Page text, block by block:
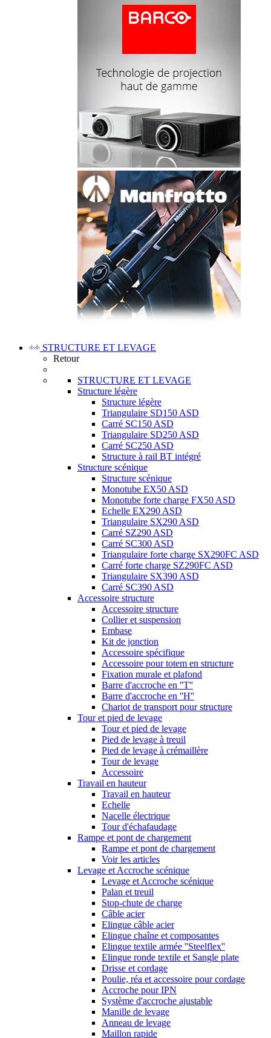
STRUCTURE ET LEVAGE
Retour
STRUCTURE ET LEVAGE
Structure légère
Structure légère
Triangulaire SD150 ASD
Carré SC150 ASD
Triangulaire SD250 ASD
Carré SC250 ASD
Structure à rail BT intégré
Structure scénique
Structure scénique
Monotube EX50 ASD
Monotube forte charge FX50 ASD
Echelle EX290 ASD
Triangulaire SX290 ASD
Carré SZ290 ASD
Carré SC300 ASD
Triangulaire forte charge SX290FC ASD
Carré forte charge SZ290FC ASD
Triangulaire SX390 ASD
Carré SC390 ASD
Accessoire structure
Accessoire structure
Collier et suspension
Embase
Kit de jonction
Accessoire spécifique
Accessoire pour totem en structure
Fixation murale et plafond
Barre d'accroche en ''T''
Barre d'accroche en ''H''
Chariot de transport pour structure
Tour et pied de levage
Tour et pied de levage
Pied de levage à treuil
Pied de levage à crémaillère
Tour de levage
Accessoire
Travail en hauteur
Travail en hauteur
Echelle
Nacelle électrique
Tour d'échafaudage
Rampe et pont de chargement
Rampe et pont de chargement
Voir les articles
Levage et Accroche scénique
Levage et Accroche scénique
Palan et treuil
Stop-chute de charge
Câble acier
Elingue câble acier
Elingue chaîne et composantes
Elingue textile armée ''Steelflex''
Elingue ronde textile et Sangle plate
Drisse et cordage
Poulie, réa et accessoire pour cordage
Accroche pour IPN
Système d'accroche ajustable
Manille de levage
Anneau de levage
Maillon rapide